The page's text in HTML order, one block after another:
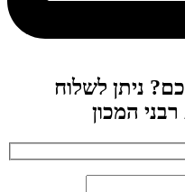
ניתן לשלוח
המכון